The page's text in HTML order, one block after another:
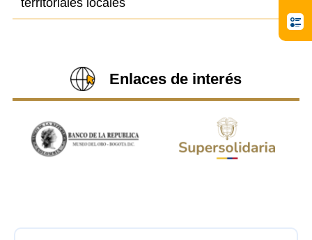
territoriales locales
Enlaces de interés